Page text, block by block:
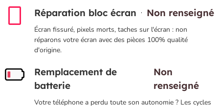
Réparation bloc écran Non renseigné
Écran fissuré, pixels morts, taches sur l'écran : non
réparons votre écran avec des pièces 100% qualité
d'origine.
Remplacement de
batterie
Non
renseigné
Votre téléphone a perdu toute son autonomie ? Les cycles